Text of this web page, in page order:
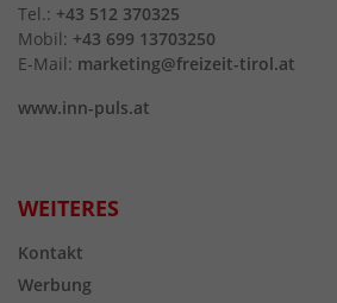
Tel.: +43 512 370325
Mobil: +43 699 13703250
E-Mail: marketing@freizeit-tirol.at
www.inn-puls.at
WEITERES
Kontakt
Werbung